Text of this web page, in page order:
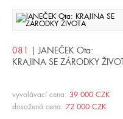
081 | JANEČEK Ota:
KRAJINA SE ZÁRODKY
vyvolávací cena: 39 000 CZK
dosažená cena: 72 000 CZK